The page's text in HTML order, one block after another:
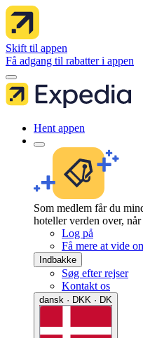
Skift til appen
Få adgang til rabatter i appen
Hent appen
Som medlem får du
hoteller verden over,
Log på
Få mere at vide
Indbakke
Søg efter rejser
Kontakt os
dansk · DKK · DK